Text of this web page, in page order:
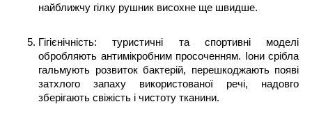
найближчу гілку рушник висохне ще швидше.
Гігієнічність: туристичні та спортивні моделі
обробляють антимікробним просоченням. Іони срібла
гальмують розвиток бактерій, перешкоджають появі
затхлого запаху використованої речі, надовго
зберігають свіжість і чистоту тканини.